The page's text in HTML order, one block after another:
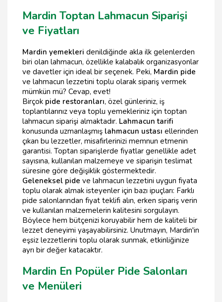
Mardin Toptan Lahmacun Siparişi
ve Fiyatları
Mardin yemekleri denildiğinde akla ilk gelenlerden
biri olan lahmacun, özellikle kalabalık organizasyonlar
ve davetler için ideal bir seçenek. Peki, Mardin pide
ve lahmacun lezzetini toplu olarak sipariş vermek
mümkün mü? Cevap, evet!
Birçok pide restoranları, özel günleriniz, iş
toplantılarınız veya toplu yemekleriniz için toptan
lahmacun siparişi almaktadır. Lahmacun tarifi
konusunda uzmanlaşmış lahmacun ustası ellerinden
çıkan bu lezzetler, misafirlerinizi memnun etmenin
garantisi. Toptan siparişlerde fiyatlar genellikle adet
sayısına, kullanılan malzemeye ve siparişin teslimat
süresine göre değişiklik göstermektedir.
Geleneksel pide ve lahmacun lezzetini uygun fiyata
toplu olarak almak isteyenler için bazı ipuçları: Farklı
pide salonlarından fiyat teklifi alın, erken sipariş verin
ve kullanılan malzemelerin kalitesini sorgulayın.
Böylece hem bütçenizi koruyabilir hem de kaliteli bir
lezzet deneyimi yaşayabilirsiniz. Unutmayın, Mardin'in
eşsiz lezzetlerini toplu olarak sunmak, etkinliğinize
ayrı bir değer katacaktır.
Mardin En Popüler Pide Salonları
ve Menüleri